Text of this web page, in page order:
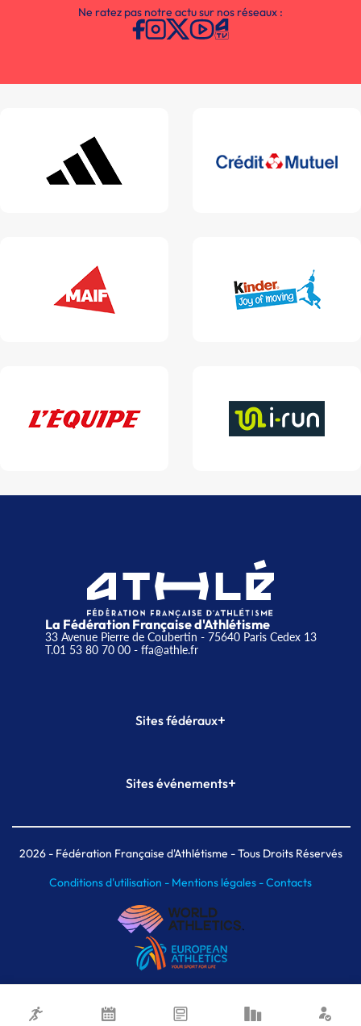
Ne ratez pas notre actu sur nos réseaux :
La Fédération Française d'Athlétisme
33 Avenue Pierre de Coubertin - 75640 Paris Cedex 13
T.01 53 80 70 00- ffa@athle.fr
Sites fédéraux+
Plateforme Formation
Sites événements+
Meeting de Paris indoor
MAIF Ekiden de Paris
2026- Fédération Française d'Athlétisme - Tous Droits Réservés
Conditions d'utilisation - Mentions légales -Contacts